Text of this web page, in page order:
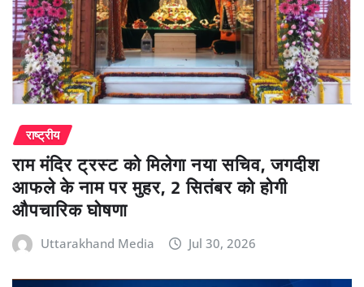
राष्ट्रीय
राम मंदिर ट्रस्ट को मिलेगा नया सचिव, जगदीश
आफले के नाम पर मुहर, 2 सितंबर को होगी
औपचारिक घोषणा
Uttarakhand Media Jul 30, 2026